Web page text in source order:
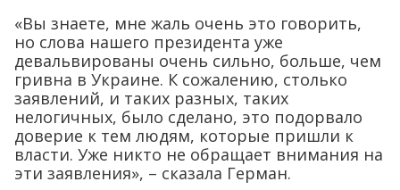
«Вы знаете, мне жаль очень это говорить,
но слова нашего президента уже
девальвированы очень сильно, больше, чем
гривна в Украине. К сожалению, столько
заявлений, и таких разных, таких
нелогичных, было сделано, это подорвало
доверие к тем людям, которые пришли к
власти. Уже никто не обращает внимания на
эти заявления», – сказала Герман.